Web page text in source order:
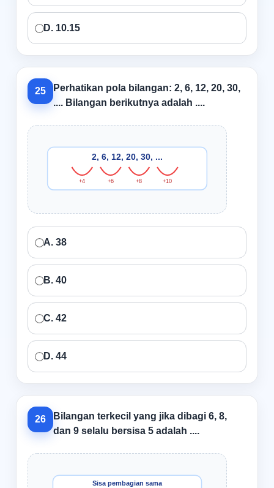
D. 10.15
25
Perhatikan pola bilangan: 2, 6, 12, 20, 30,
.... Bilangan berikutnya adalah ....
2, 6, 12, 20, 30, ...
+4 +6 +8 +10
A. 38
B. 40
C. 42
D. 44
26
Bilangan terkecil yang jika dibagi 6, 8,
dan 9 selalu bersisa 5 adalah ....
Sisa pembagian sama